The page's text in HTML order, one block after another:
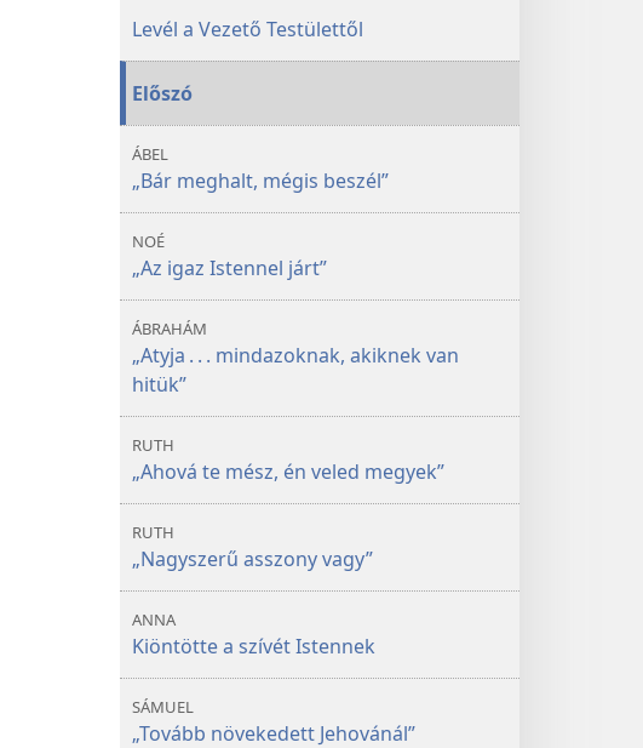
Levél a Vezető Testülettől
Előszó
ÁBEL
„Bár meghalt, mégis beszél”
NOÉ
„Az igaz Istennel járt”
ÁBRAHÁM
„Atyja . . . mindazoknak, akiknek van
hitük”
RUTH
„Ahová te mész, én veled megyek”
RUTH
„Nagyszerű asszony vagy”
ANNA
Kiöntötte a szívét Istennek
SÁMUEL
„Tovább növekedett Jehovánál”